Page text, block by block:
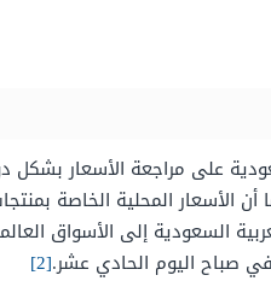
على مراجعة الأسعار
الأسعار المحلية الخاصة
السعودية إلى الأسواق
صباح اليوم الحادي عشر.[2]